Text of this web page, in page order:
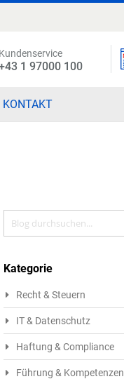
Kundenservice
1 97000 100
KONTAKT
Kategorie
Recht & Steuern
IT & Datenschutz
Haftung & Compliance
Führung & Kompetenzen